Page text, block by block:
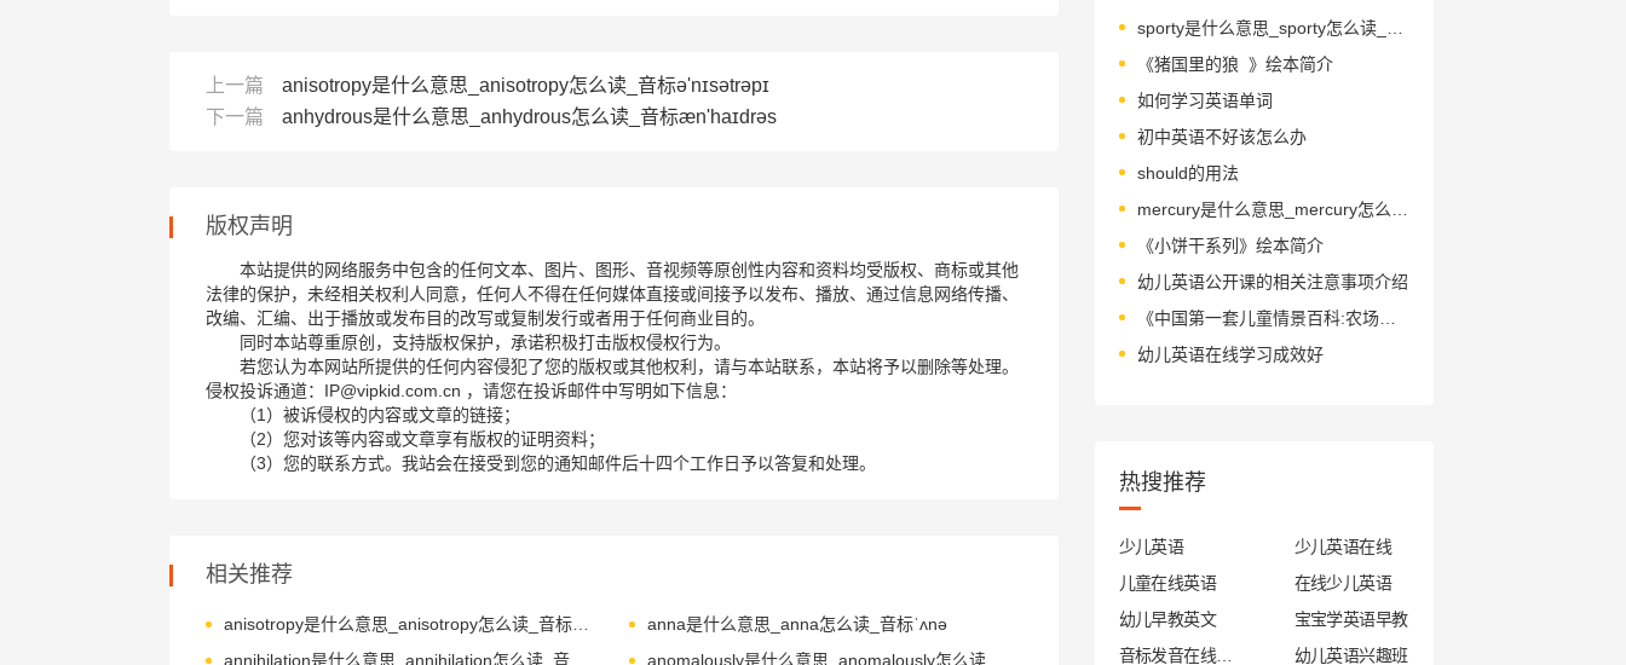
上一篇
anisotropy是什么意思_anisotropy怎么读_音标ə'nɪsətrəpɪ
下一篇
anhydrous是什么意思_anhydrous怎么读_音标æn'haɪdrəs
版权声明
本站提供的网络服务中包含的任何文本、图片、图形、音视频等原创性内容和资料均受版权、商标或其他
法律的保护，未经相关权利人同意，任何人不得在任何媒体直接或间接予以发布、播放、通过信息网络传播、
改编、汇编、出于播放或发布目的改写或复制发行或者用于任何商业目的。
同时本站尊重原创，支持版权保护，承诺积极打击版权侵权行为。
若您认为本网站所提供的任何内容侵犯了您的版权或其他权利，请与本站联系，本站将予以删除等处理。
侵权投诉通道：IP@vipkid.com.cn ，请您在投诉邮件中写明如下信息：
（1）被诉侵权的内容或文章的链接；
（2）您对该等内容或文章享有版权的证明资料；
（3）您的联系方式。我站会在接受到您的通知邮件后十四个工作日予以答复和处理。
相关推荐
anisotropy是什么意思_anisotropy怎么读_音标ə'nɪsətrəpɪ
anna是什么意思_anna怎么读_音标ˈʌnə
annihilation是什么意思_annihilation怎么读_音标əˌnaɪə'leɪʃn
《猪国里的狼 》绘本简介
如何学习英语单词
初中英语不好该怎么办
should的用法
《小饼干系列》绘本简介
幼儿英语公开课的相关注意事项介绍
《中国第一套儿童情景百科:农场》绘本简介
幼儿英语在线学习成效好
热搜推荐
少儿英语
少儿英语在线
儿童在线英语
在线少儿英语
幼儿早教英文
宝宝学英语早教
幼儿英语兴趣班